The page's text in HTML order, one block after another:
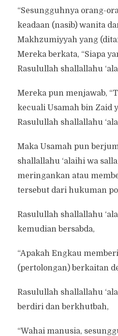
“Sesungguhnya orang-
keadaan (nasib) wanita
Makhzumiyyah yang
Mereka berkata, “Siapa
Rasulullah shallallahu
Mereka pun menjawab,
kecuali Usamah bin Zaid
Rasulullah shallallahu
Maka Usamah pun
shallallahu ‘alaihi wa
meringankan atau
tersebut dari hukuman
Rasulullah shallallahu
kemudian bersabda,
“Apakah Engkau memberi
(pertolongan) berkaitan
Rasulullah shallallahu
berdiri dan berkhutbah,
“Wahai manusia,